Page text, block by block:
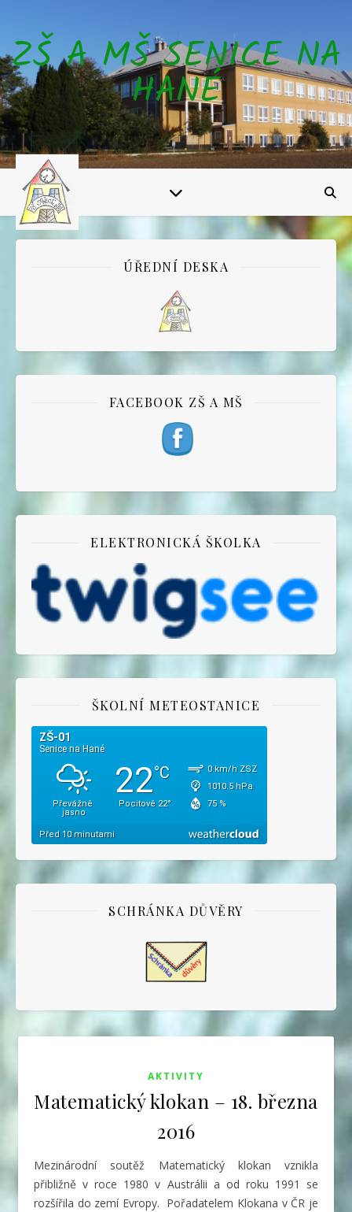
ZŠ A MŠ SENICE NA
HANÉ
ÚŘEDNÍ DESKA
FACEBOOK ZŠ A MŠ
ELEKTRONICKÁ ŠKOLKA
ŠKOLNÍ METEOSTANICE
SCHRÁNKA DŮVĚRY
AKTIVITY
Matematický klokan – 18. března
2016
Mezinárodní soutěž Matematický klokan vznikla
přibližně v roce 1980 v Austrálii a od roku 1991 se
rozšířila do zemí Evropy. Pořadatelem Klokana v ČR je